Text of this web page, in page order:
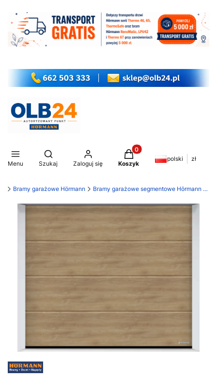
Menu
Otwórz wyszukiwarkę
Szukaj Zaloguj się
Produkty w koszyku: 0.
Koszyk
polski zł
Bramy garażowe Hörmann Bramy garażowe segmentowe Hörmann LPU 42